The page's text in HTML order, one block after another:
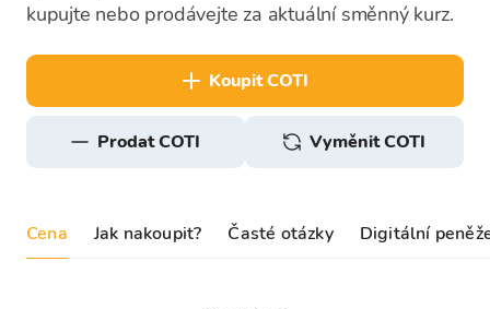
kupujte nebo prodávejte za aktuální směnný kurz.
koupit COTI
prodat COTI Vyměnit COTI
Cena Jak nakoupit? Časté otázky Digitální